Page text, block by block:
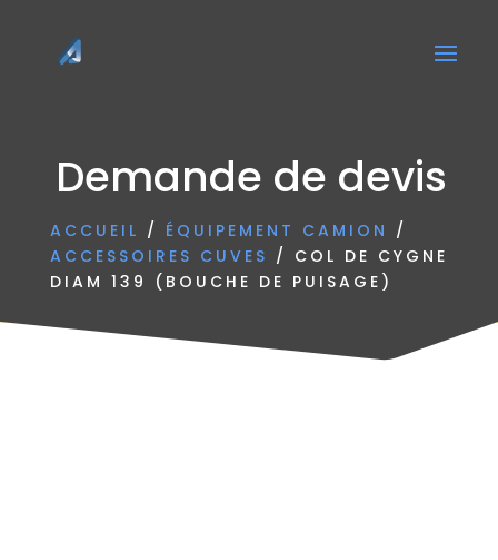
Demande de devis
ACCUEIL / ÉQUIPEMENT CAMION /
ACCESSOIRES CUVES / COL DE CYGNE
DIAM 139 (BOUCHE DE PUISAGE)